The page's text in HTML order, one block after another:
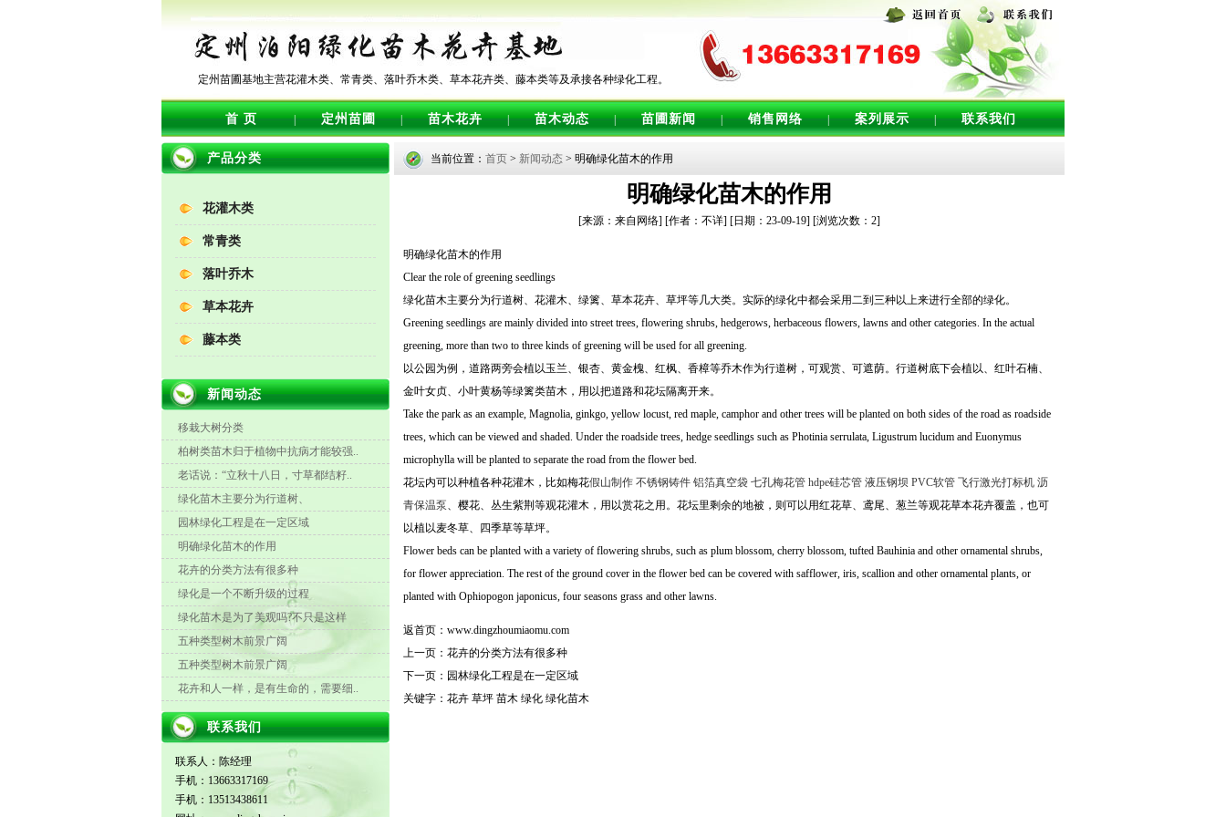
定州苗圃基地主营花灌木类、常青类、落叶乔木类、草本花卉类、藤本类等及承接各种绿化工程。
首 页 | 定州苗圃 | 苗木花卉 | 苗木动态 | 苗圃新闻 | 销售网络 | 案列展示 | 联系我们
产品分类
花灌木类
常青类
落叶乔木
草本花卉
藤本类
新闻动态
移栽大树分类
柏树类苗木归于植物中抗病才能较强..
老话说：“立秋十八日，寸草都结籽..
绿化苗木主要分为行道树、
园林绿化工程是在一定区域
明确绿化苗木的作用
花卉的分类方法有很多种
绿化是一个不断升级的过程
绿化苗木是为了美观吗?不只是这样
五种类型树木前景广阔
五种类型树木前景广阔
花卉和人一样，是有生命的，需要细..
联系我们
联系人：陈经理
手机：13663317169
手机：13513438611
当前位置： 首页 > 新闻动态 > 明确绿化苗木的作用
明确绿化苗木的作用
[来源：来自网络] [作者：不详] [日期：23-09-19] [浏览次数： 2]
明确绿化苗木的作用
Clear the role of greening seedlings
绿化苗木主要分为行道树、花灌木、绿篱、草本花卉、草坪等几大类。实际的绿化中都会采用二到三种以上来进行全部的绿化。
Greening seedlings are mainly divided into street trees, flowering shrubs, hedgerows, herbaceous flowers, lawns and other categories. In the actual
greening, more than two to three kinds of greening will be used for all greening.
以公园为例，道路两旁会植以玉兰、银杏、黄金槐、红枫、香樟等乔木作为行道树，可观赏、可遮荫。行道树底下会植以、红叶石楠、
金叶女贞、小叶黄杨等绿篱类苗木，用以把道路和花坛隔离开来。
Take the park as an example, Magnolia, ginkgo, yellow locust, red maple, camphor and other trees will be planted on both sides of the road as roadside
trees, which can be viewed and shaded. Under the roadside trees, hedge seedlings such as Photinia serrulata, Ligustrum lucidum and Euonymus
microphylla will be planted to separate the road from the flower bed.
花坛内可以种植各种花灌木，比如梅花假山制作 不锈钢铸件 铝箔真空袋 七孔梅花管 hdpe硅芯管 液压钢坝 PVC软管 飞行激光打标机 沥
青保温泵、樱花、丛生紫荆等观花灌木，用以赏花之用。花坛里剩余的地被，则可以用红花草、鸢尾、葱兰等观花草本花卉覆盖，也可
以植以麦冬草、四季草等草坪。
Flower beds can be planted with a variety of flowering shrubs, such as plum blossom, cherry blossom, tufted Bauhinia and other ornamental shrubs,
for flower appreciation. The rest of the ground cover in the flower bed can be covered with safflower, iris, scallion and other ornamental plants, or
planted with Ophiopogon japonicus, four seasons grass and other lawns.
返首页： www.dingzhoumiaomu.com
上一页： 花卉的分类方法有很多种
下一页： 园林绿化工程是在一定区域
关键字： 花卉 草坪 苗木 绿化 绿化苗木